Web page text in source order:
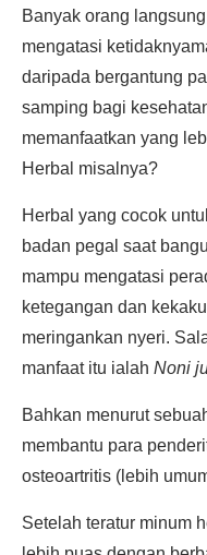
Banyak orang
mengatasi
daripada bergantung
samping bagi
memanfaatkan yang
Herbal misalnya?
Herbal yang cocok
badan pegal saat
mampu mengatasi
ketegangan dan
meringankan nyeri.
manfaat itu ialah Noni
Bahkan menurut
membantu para
osteoartritis (lebih
Setelah teratur minum